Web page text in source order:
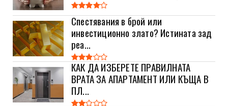
Спестявания в брой или
инвестиционно злато? Истината зад
реа...
КАК ДА ИЗБЕРЕТЕ ПРАВИЛНАТА
ВРАТА ЗА АПАРТАМЕНТ ИЛИ КЪЩА В
ПЛ...